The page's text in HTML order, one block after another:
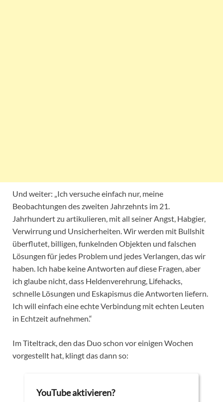
Und weiter: „Ich versuche einfach nur, meine
Beobachtungen des zweiten Jahrzehnts im 21.
Jahrhundert zu artikulieren, mit all seiner Angst, Habgier,
Verwirrung und Unsicherheiten. Wir werden mit Bullshit
überflutet, billigen, funkelnden Objekten und falschen
Lösungen für jedes Problem und jedes Verlangen, das wir
haben. Ich habe keine Antworten auf diese Fragen, aber
ich glaube nicht, dass Heldenverehrung, Lifehacks,
schnelle Lösungen und Eskapismus die Antworten liefern.
Ich will einfach eine echte Verbindung mit echten Leuten
in Echtzeit aufnehmen.“
Im Titeltrack, den das Duo schon vor einigen Wochen
vorgestellt hat, klingt das dann so:
YouTube aktivieren?